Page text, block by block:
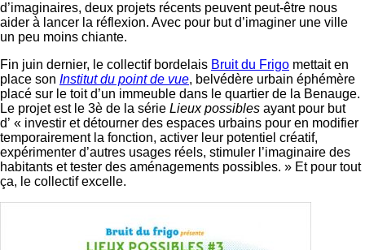
d’imaginaires, deux projets récents peuvent peut-être nous
aider à lancer la réflexion. Avec pour but d’imaginer une ville
un peu moins chiante.
Fin juin dernier, le collectif bordelais Bruit du Frigo mettait en
place son Institut du point de vue, belvédère urbain éphémère
placé sur le toit d’un immeuble dans le quartier de la Benauge.
Le projet est le 3è de la série Lieux possibles ayant pour but
d’ « investir et détourner des espaces urbains pour en modifier
temporairement la fonction, activer leur potentiel créatif,
expérimenter d’autres usages réels, stimuler l’imaginaire des
habitants et tester des aménagements possibles. » Et pour tout
ça, le collectif excelle.